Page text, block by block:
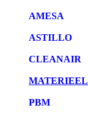
AMESA
ASTILLO
CLEANAIR
MATERIEEL
PBM